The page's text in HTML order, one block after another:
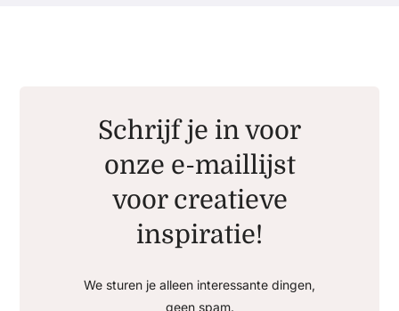
Schrijf je in voor
onze e-maillijst
voor creatieve
inspiratie!
We sturen je alleen interessante dingen,
geen spam.